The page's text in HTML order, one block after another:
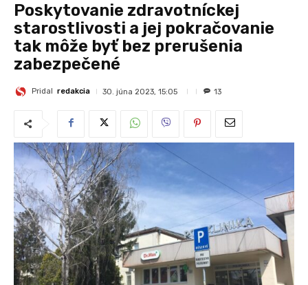
Poskytovanie zdravotníckej
starostlivosti a jej pokračovanie
tak môže byť bez prerušenia
zabezpečené
Pridal redakcia 30. júna 2023, 15:05 13